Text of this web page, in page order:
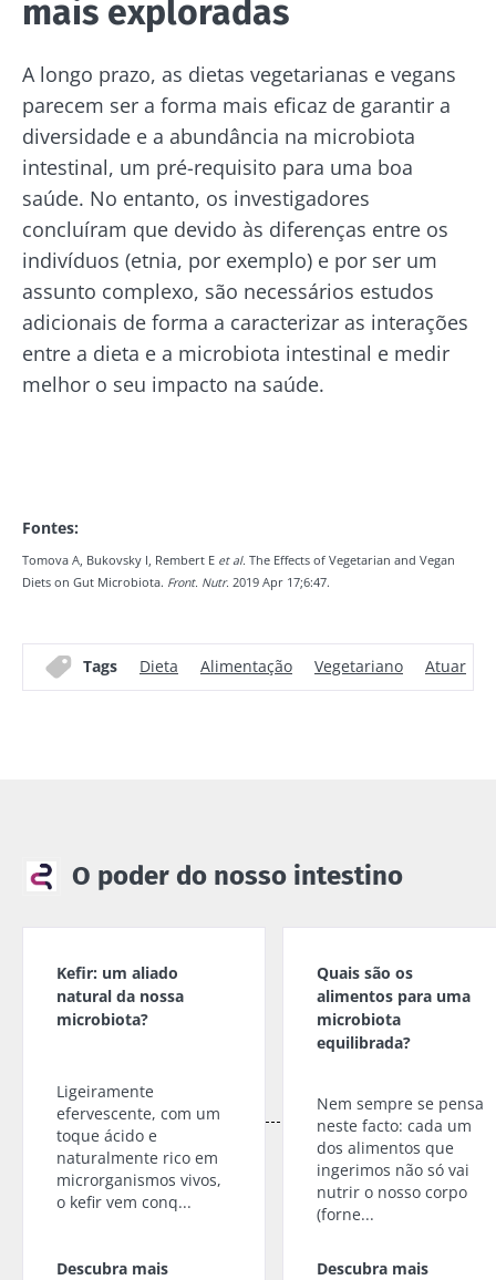
mais exploradas
A longo prazo, as dietas vegetarianas e vegans
parecem ser a forma mais eficaz de garantir a
diversidade e a abundância na microbiota
intestinal, um pré-requisito para uma boa
saúde. No entanto, os investigadores
concluíram que devido às diferenças entre os
indivíduos (etnia, por exemplo) e por ser um
assunto complexo, são necessários estudos
adicionais de forma a caracterizar as interações
entre a dieta e a microbiota intestinal e medir
melhor o seu impacto na saúde.
Old
sources
Fontes:
Tomova A, Bukovsky I, Rembert E et al. The Effects of Vegetarian and Vegan
Diets on Gut Microbiota. Front. Nutr. 2019 Apr 17;6:47.
Tags Dieta Alimentação Vegetariano Atuar
O poder do nosso intestino
Kefir: um aliado
natural da nossa
microbiota?
Ligeiramente
efervescente, com um
toque ácido e
naturalmente rico em
microrganismos vivos,
o kefir vem conq...
Descubra mais
Quais são os
alimentos para uma
microbiota
equilibrada?
Nem sempre se pensa
neste facto: cada um
dos alimentos que
ingerimos não só vai
nutrir o nosso corpo
(forne...
Descubra mais
Redirecionamento
Você está prestes a ser redirecionado e
deixar nosso site
Ser redirecionado
Mantenha-se
informado
Junte-se à comunidade da microbiota e
receba "The Essential" uma vez por mês para
se manter atualizado com as últimas notícias
sobre a microbiota.
Gostaria de me inscrever para receber mais
* Campo obrigatório
Gostaria de me inscrever para receber mais
informações sobre a Biocodex
Eu li e aceito ascondições gerais de utilização
e apolítica de privacidadedo Biocodex
Microbiota Institute.
* Campo obrigatório
BMI 20-35
aliado natural
da nossa
microbiota?
efervescente,
com um toque
ácido e
aliados do
teu
Prefere
excelentes
e